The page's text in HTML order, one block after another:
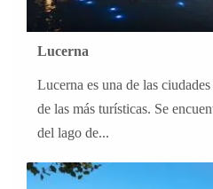
Lucerna
Lucerna es una de las
de las más turísticas. Se
del lago de...